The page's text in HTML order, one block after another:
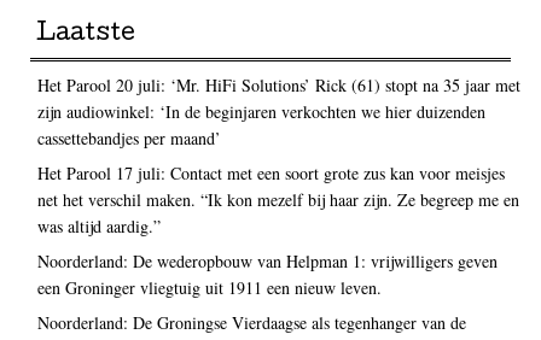
Laatste
Het Parool 20 juli: ‘Mr. HiFi Solutions’ Rick (61) stopt na 35 jaar met
zijn audiowinkel: ‘In de beginjaren verkochten we hier duizenden
cassettebandjes per maand’
Het Parool 17 juli: Contact met een soort grote zus kan voor meisjes
net het verschil maken. “Ik kon mezelf bij haar zijn. Ze begreep me en
was altijd aardig.”
Noorderland: De wederopbouw van Helpman 1: vrijwilligers geven
een Groninger vliegtuig uit 1911 een nieuw leven.
Noorderland: De Groningse Vierdaagse als tegenhanger van de